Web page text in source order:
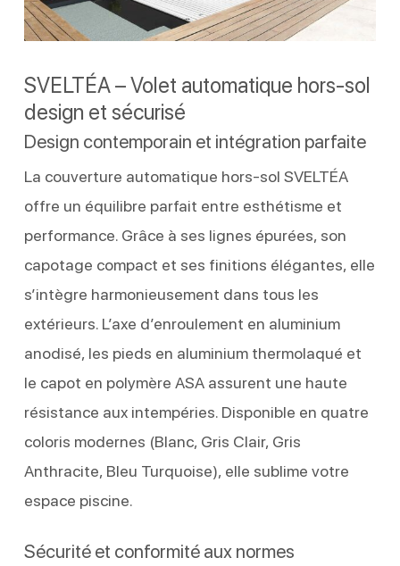
SVELTÉA – Volet automatique hors-sol
design et sécurisé
Design contemporain et intégration parfaite
La couverture automatique hors-sol SVELTÉA
offre un équilibre parfait entre esthétisme et
performance. Grâce à ses lignes épurées, son
capotage compact et ses finitions élégantes, elle
s’intègre harmonieusement dans tous les
extérieurs. L’axe d’enroulement en aluminium
anodisé, les pieds en aluminium thermolaqué et
le capot en polymère ASA assurent une haute
résistance aux intempéries. Disponible en quatre
coloris modernes (Blanc, Gris Clair, Gris
Anthracite, Bleu Turquoise), elle sublime votre
espace piscine.
Sécurité et conformité aux normes